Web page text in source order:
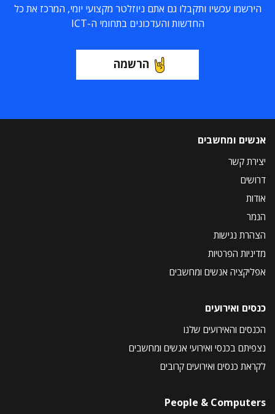
הירשמו עכשיו ותקבלו גם אתם ניוזלטר מקצועי יומי, המרכז את כל
החדשות והעדכונים בתחומי ה-ICT
הרשמה
אנשים ומחשבים
יצירת קשר
דרושים
אודות
הנמר
הצהרת נגישות
מדיניות הפרטיות
אפליקציה אנשים ומחשבים
כנסים ואירועים
הכנסים והאירועים שלנו
נצפיתם בכנסי ואירועי אנשים ומחשבים
לקראת כנסים ואירועים קרובים
People & Computers